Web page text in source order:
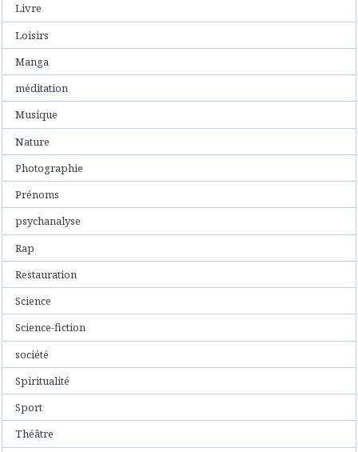
Livre
Loisirs
Manga
méditation
Musique
Nature
Photographie
Prénoms
psychanalyse
Rap
Restauration
Science
Science-fiction
société
Spiritualité
Sport
Théâtre